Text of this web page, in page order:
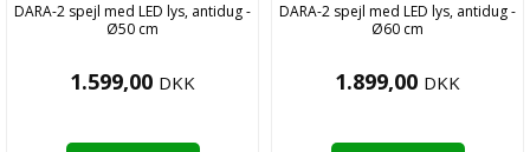
DARA-2 spejl med LED lys, antidug -
Ø50 cm
1.599,00 DKK
DARA-2 spejl med LED lys, antidug -
Ø60 cm
1.899,00 DKK